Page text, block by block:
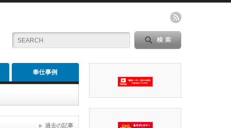
奉仕事例
過去の記事